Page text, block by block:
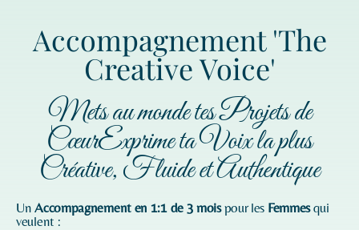
Accompagnement 'The
Creative Voice'
Mets au monde tes Projets de
CœurExprime ta Voix la plus
Créative, Fluide et Authentique
UnAccompagnement en 1:1 de 3 moispour les Femmesqui
veulent :